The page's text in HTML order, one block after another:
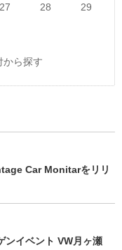
27 28
29
から探す
Car Monitarをリリ
ンイベント VW月ヶ瀬